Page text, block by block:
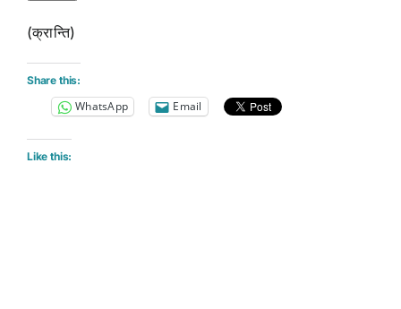
(क्रान्ति)
Share this:
WhatsApp Email
Like this: